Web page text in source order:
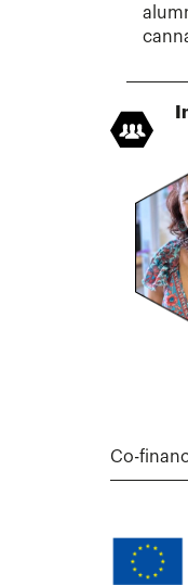
Co-